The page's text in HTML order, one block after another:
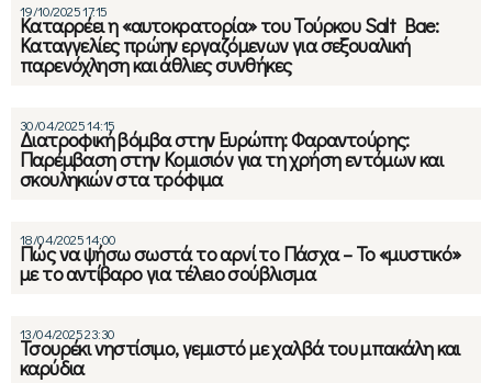
19/10/2025 17:15
Καταρρέει η «αυτοκρατορία» του Τούρκου Salt Bae:
Καταγγελίες πρώην εργαζόμενων για σεξουαλική
παρενόχληση και άθλιες συνθήκες
30/04/2025 14:15
Διατροφική βόμβα στην Ευρώπη: Φαραντούρης:
Παρέμβαση στην Κομισιόν για τη χρήση εντόμων και
σκουληκιών στα τρόφιμα
18/04/2025 14:00
Πώς να ψήσω σωστά το αρνί το Πάσχα – Το «μυστικό»
με το αντίβαρο για τέλειο σούβλισμα
13/04/2025 23:30
Τσουρέκι νηστίσιμο, γεμιστό με χαλβά του μπακάλη και
καρύδια